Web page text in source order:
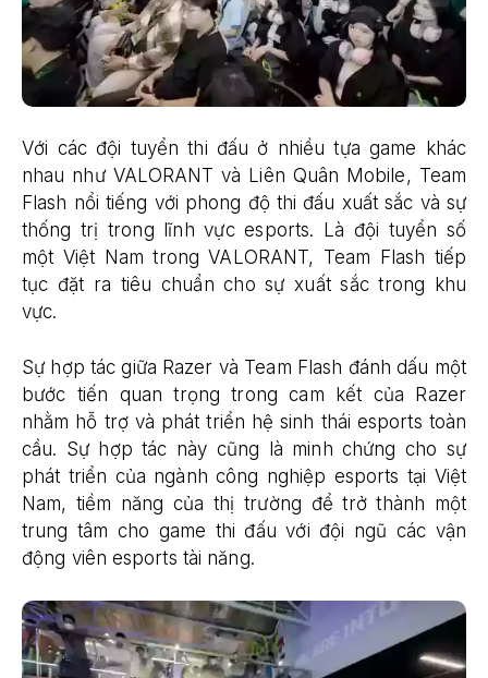
Với các đội tuyển thi đấu ở nhiều tựa game khác
nhau như VALORANT và Liên Quân Mobile, Team
Flash nổi tiếng với phong độ thi đấu xuất sắc và sự
thống trị trong lĩnh vực esports. Là đội tuyển số
một Việt Nam trong VALORANT, Team Flash tiếp
tục đặt ra tiêu chuẩn cho sự xuất sắc trong khu
vực.
Sự hợp tác giữa Razer và Team Flash đánh dấu một
bước tiến quan trọng trong cam kết của Razer
nhằm hỗ trợ và phát triển hệ sinh thái esports toàn
cầu. Sự hợp tác này cũng là minh chứng cho sự
phát triển của ngành công nghiệp esports tại Việt
Nam, tiềm năng của thị trường để trở thành một
trung tâm cho game thi đấu với đội ngũ các vận
động viên esports tài năng.